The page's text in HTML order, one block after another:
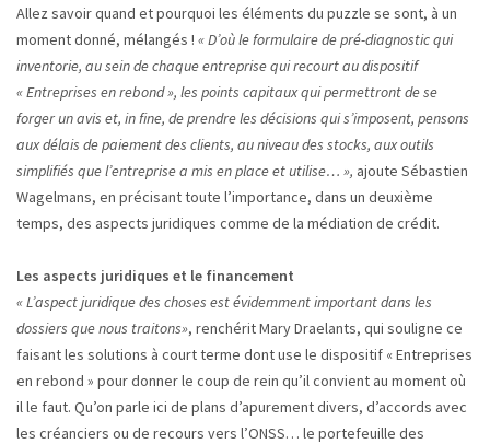
Allez savoir quand et pourquoi les éléments du puzzle se sont, à un
moment donné, mélangés ! « D’où le formulaire de pré-diagnostic qui
inventorie, au sein de chaque entreprise qui recourt au dispositif
« Entreprises en rebond », les points capitaux qui permettrontde se
forger un avis et, in fine, de prendre les décisions qui s’imposent, pensons
aux délais de paiement des clients, au niveau des stocks, aux outils
simplifiés que l’entreprise a mis en place et utilise… », ajoute Sébastien
Wagelmans, en précisant toute l’importance, dans un deuxième
temps, des aspects juridiques comme de la médiation de crédit.
Les aspects juridiques et le financement
« L’aspect juridique des choses est évidemment important dans les
dossiers que nous traitons», renchérit Mary Draelants, qui souligne ce
faisant les solutions à court terme dont use le dispositif « Entreprises
en rebond » pour donner le coup de rein qu’il convient au moment où
il le faut. Qu’on parle ici de plans d’apurement divers, d’accords avec
les créanciers ou de recours vers l’ONSS… le portefeuille des